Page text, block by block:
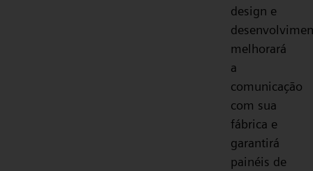
design e
melhorará
a
comunicação
com sua
fábrica e
garantirá
painéis de